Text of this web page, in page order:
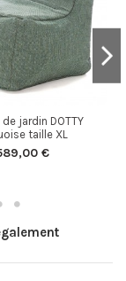
jardin DOTTY
taille XL
€